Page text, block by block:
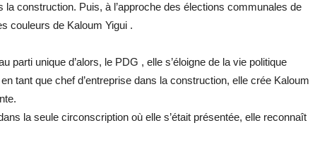
construction. Puis, à l’approche des élections communales de
couleurs de Kaloum Yigui .
parti unique d’alors, le PDG , elle s’éloigne de la vie politique
tant que chef d’entreprise dans la construction, elle crée Kaloum
la seule circonscription où elle s’était présentée, elle reconnaît